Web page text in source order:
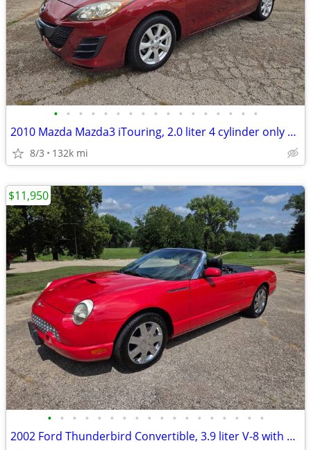
• • • • • • • • • • • • • • • • •
2010 Mazda Mazda3 iTouring, 2.0 liter 4 cylinder only 132K
8/3 132k mi
• • • • • • • • • • • • • • • • • •
2002 Ford Thunderbird Convertible, 3.9 liter V-8 with 129K
$11,950